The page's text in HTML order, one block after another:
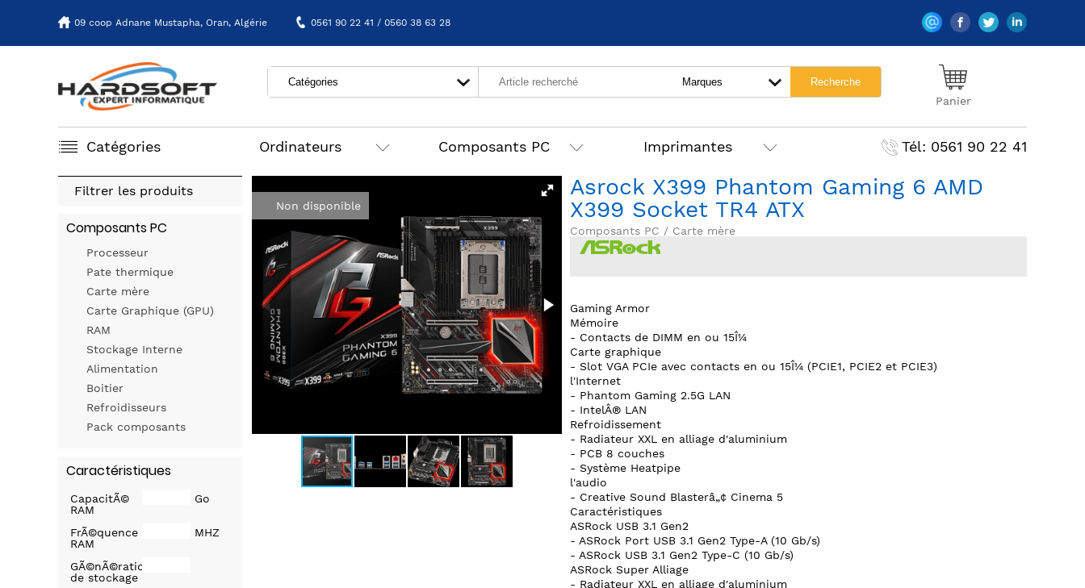
09 coop Adnane Mustapha, Oran, Algérie 0561 90 22 41 / 0560 38 63 28
Panier
Catégories Ordinateurs Composants PC Imprimantes Tél: 0561 90 22 41
Asrock X399 Phantom Gaming 6 AMD
X399 Socket TR4 ATX
Composants PC / Carte mère
Gaming Armor
Mémoire
- Contacts de DIMM en ou 15Î¼
Carte graphique
- Slot VGA PCIe avec contacts en ou 15Î¼ (PCIE1, PCIE2 et PCIE3)
l'Internet
- Phantom Gaming 2.5G LAN
- IntelÂ® LAN
Refroidissement
- Radiateur XXL en alliage d'aluminium
- PCB 8 couches
- Système Heatpipe
l'audio
- Creative Sound Blasterâ„¢ Cinema 5
Caractéristiques
ASRock USB 3.1 Gen2
- ASRock Port USB 3.1 Gen2 Type-A (10 Gb/s)
- ASRock USB 3.1 Gen2 Type-C (10 Gb/s)
ASRock Super Alliage
- Radiateur XXL en alliage d'aluminium
Non disponible
Filtrer les produits
Composants PC
Processeur
Pate thermique
Carte mère
Carte Graphique (GPU)
RAM
Stockage Interne
Alimentation
Boitier
Refroidisseurs
Pack composants
Caractéristiques
CapacitÃ©
RAM
Go
FrÃ©quence
RAM
MHZ
GÃ©nÃ©ration
de stockage